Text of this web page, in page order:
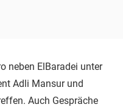
neben ElBaradei unter
Adli Mansur und
Auch Gespräche